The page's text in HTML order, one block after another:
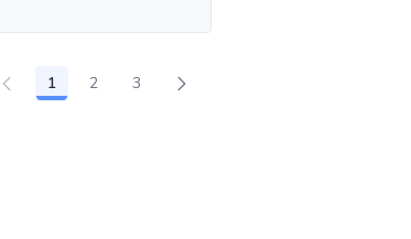
Página
1 Página
2 Página
3